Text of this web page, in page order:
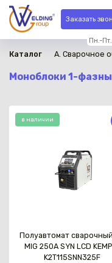
Заказать
Пн.-
Каталог A. Сварочное
Моноблоки 1-
в наличии
Полуавтомат
MIG 250A SYN LCD
K2T115SNN325F